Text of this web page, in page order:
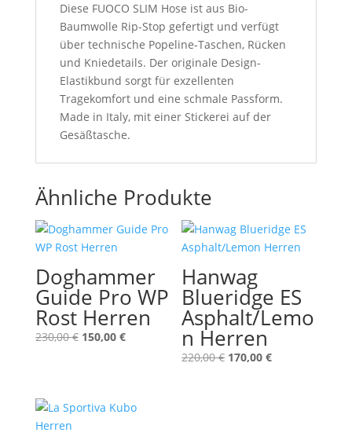
Diese FUOCO SLIM Hose ist aus Bio-
Baumwolle Rip-Stop gefertigt und verfügt
über technische Popeline-Taschen, Rücken
und Kniedetails. Der originale Design-
Elastikbund sorgt für exzellenten
Tragekomfort und eine schmale Passform.
Made in Italy, mit einer Stickerei auf der
Gesäßtasche.
Ähnliche Produkte
Doghammer
Guide Pro WP
Rost Herren
230,00€ Ursprünglicher
150,00 €Aktueller
Hanwag
Blueridge ES
Asphalt/Lemo
n Herren
220,00€ Ursprünglicher
170,00€Aktueller